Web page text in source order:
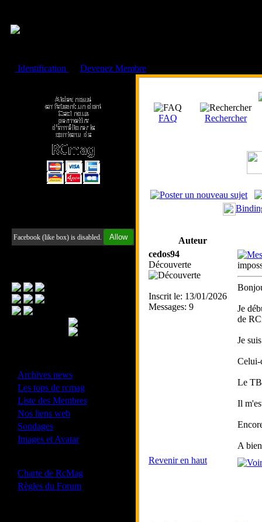
Identification
Devenez Membre
Facebook (like box) is disabled. Allow
Archives news
Les tops de rcmag
Liste des Membres
Nos liens web
Sondages
Images et Avatar
Charte de RcMag
Règles du Forum
FAQ Rechercher
Auteur
cedos94
Découverte
Inscrit le: 13/01/2026
Messages: 9
Je
de
Je
Celui-
Le
Il
A
Revenir en haut